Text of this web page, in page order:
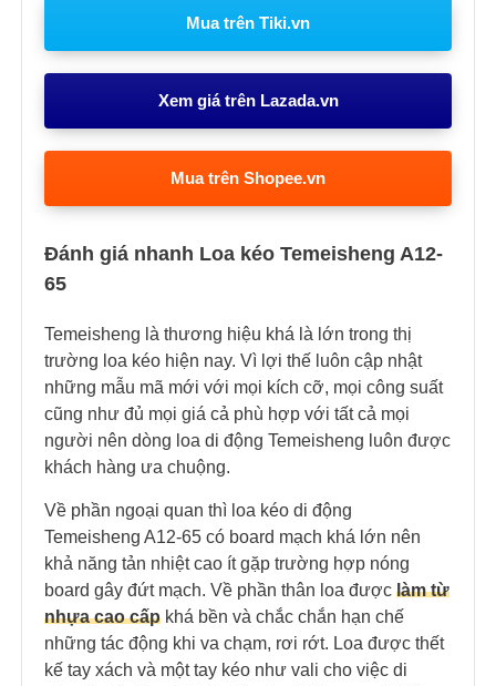
Mua trên Tiki.vn
Xem giá trên Lazada.vn
Mua trên Shopee.vn
Đánh giá nhanh Loa kéo Temeisheng A12-
65
Temeisheng là thương hiệu khá là lớn trong thị
trường loa kéo hiện nay. Vì lợi thế luôn cập nhật
những mẫu mã mới với mọi kích cỡ, mọi công suất
cũng như đủ mọi giá cả phù hợp với tất cả mọi
người nên dòng loa di động Temeisheng luôn được
khách hàng ưa chuộng.
Về phần ngoại quan thì loa kéo di động
Temeisheng A12-65 có board mạch khá lớn nên
khả năng tản nhiệt cao ít gặp trường hợp nóng
board gây đứt mạch. Về phần thân loa được làm từ
nhựa cao cấp khá bền và chắc chắn hạn chế
những tác động khi va chạm, rơi rớt. Loa được thết
kế tay xách và một tay kéo như vali cho việc di